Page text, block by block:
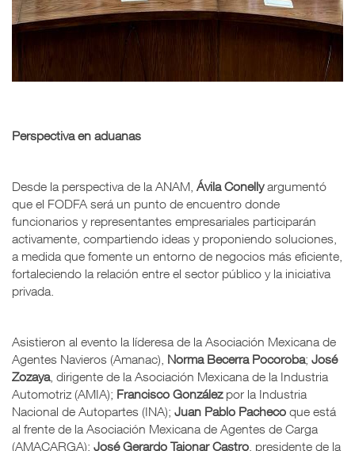
Perspectiva en aduanas
Desde la perspectiva de la ANAM, Ávila Conellyargumentó
que el FODFA será un punto de encuentro donde
funcionarios y representantes empresariales participarán
activamente, compartiendo ideas y proponiendo soluciones,
a medida que fomente un entorno de negocios más eficiente,
fortaleciendo la relación entre el sector público y la iniciativa
privada.
Asistieron al evento la líderesa de la Asociación Mexicana de
Agentes Navieros (Amanac), Norma Becerra Pocoroba; José
Zozaya, dirigente de la Asociación Mexicana de la Industria
Automotriz (AMIA); Francisco Gonzálezpor la Industria
Nacional de Autopartes (INA); Juan Pablo Pacheco que está
al frente de la Asociación Mexicana de Agentes de Carga
(AMACARGA); José Gerardo Tajonar Castro , presidente de la